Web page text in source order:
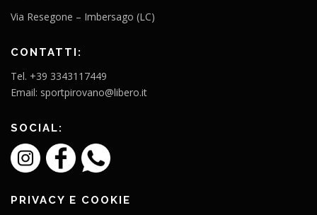
Via Resegone – Imbersago (LC)
CONTATTI:
Tel. +39 3343117449
Email: sportpirovano@libero.it
SOCIAL:
PRIVACY E COOKIE